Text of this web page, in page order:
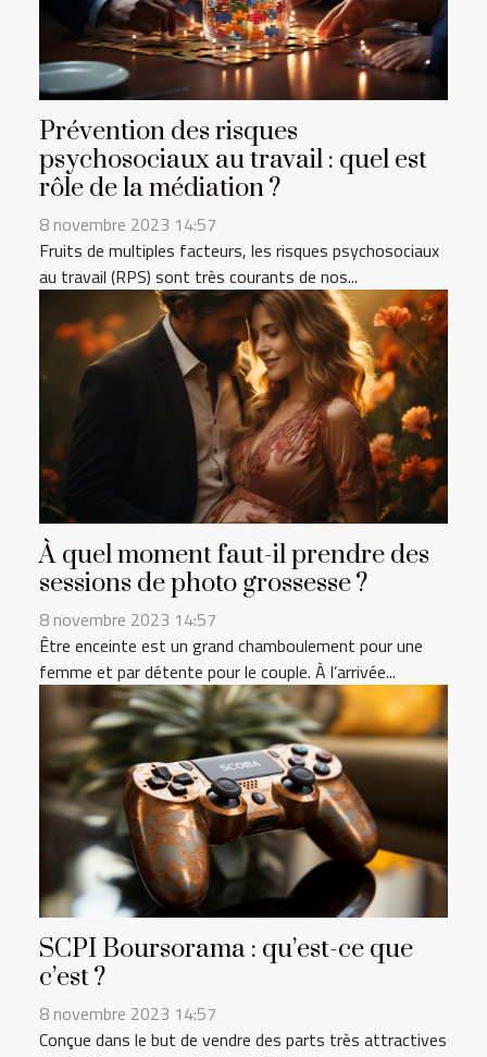
Prévention des risques
psychosociaux au travail : quel est
rôle de la médiation ?
8 novembre 2023 14:57
Fruits de multiples facteurs, les risques psychosociaux
au travail (RPS) sont très courants de nos...
À quel moment faut-il prendre des
sessions de photo grossesse ?
8 novembre 2023 14:57
Être enceinte est un grand chamboulement pour une
femme et par détente pour le couple. À l’arrivée...
SCPI Boursorama : qu’est-ce que
c’est ?
8 novembre 2023 14:57
Conçue dans le but de vendre des parts très attractives